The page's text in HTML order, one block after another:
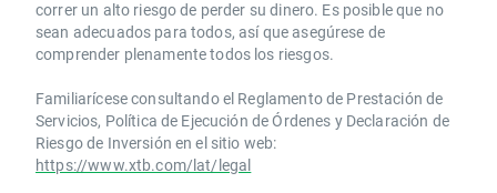
correr un alto riesgo de perder su dinero. Es posible que no
sean adecuados para todos, así que asegúrese de
comprender plenamente todos los riesgos.
Familiarícese consultando el Reglamento de Prestación de
Servicios, Política de Ejecución de Órdenes y Declaración de
Riesgo de Inversión en el sitio web:
https://www.xtb.com/lat/legal